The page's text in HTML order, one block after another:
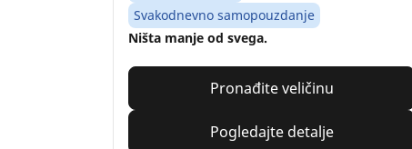
Svakodnevno samopouzdanje
Ništa manje od svega.
Pronađite veličinu
Pogledajte detalje